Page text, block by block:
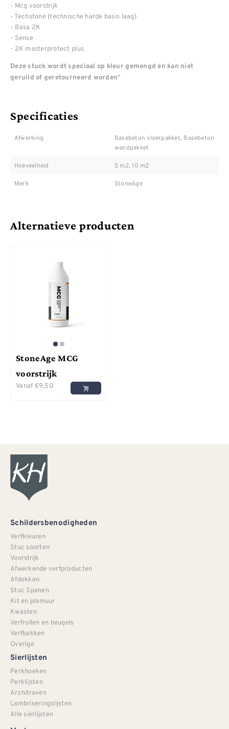
- Mcg voorstrijk
- Techstone (technische harde basis laag)
- Basa 2K
- Sense
- 2K masterprotect plus
Deze stuck wordt speciaal op kleur gemengd en kan niet
geruild of geretourneerd worden"
Specificaties
Afwerking
Basebeton vloerpakket, Basebeton
wandpakket
Hoeveelheid 5 m2, 10 m2
Merk StoneAge
Alternatieve producten
StoneAge MCG
voorstrijk
Vanaf €9,50
Schildersbenodigheden
Verfkleuren
Stuc soorten
Voorstrijk
Afwerkende verfproducten
Afdekken
Stuc Spanen
Kit en plamuur
Kwasten
Verfrollen en beugels
Verfbakken
Overige
Sierlijsten
Perkhoeken
Perklijsten
Architraven
Lambriseringslijsten
Alle sierlijsten